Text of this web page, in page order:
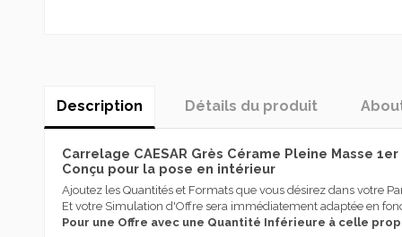
Description Détails du produit
Carrelage CAESAR Grès Cérame Pleine Masse 1er
Conçu pour la pose en intérieur
Ajoutez les Quantités et Formats que vous désirez dans votre
Et votre Simulation d'Offre sera immédiatement adaptée en
Pour une Offre avec une Quantité Inférieure à celle